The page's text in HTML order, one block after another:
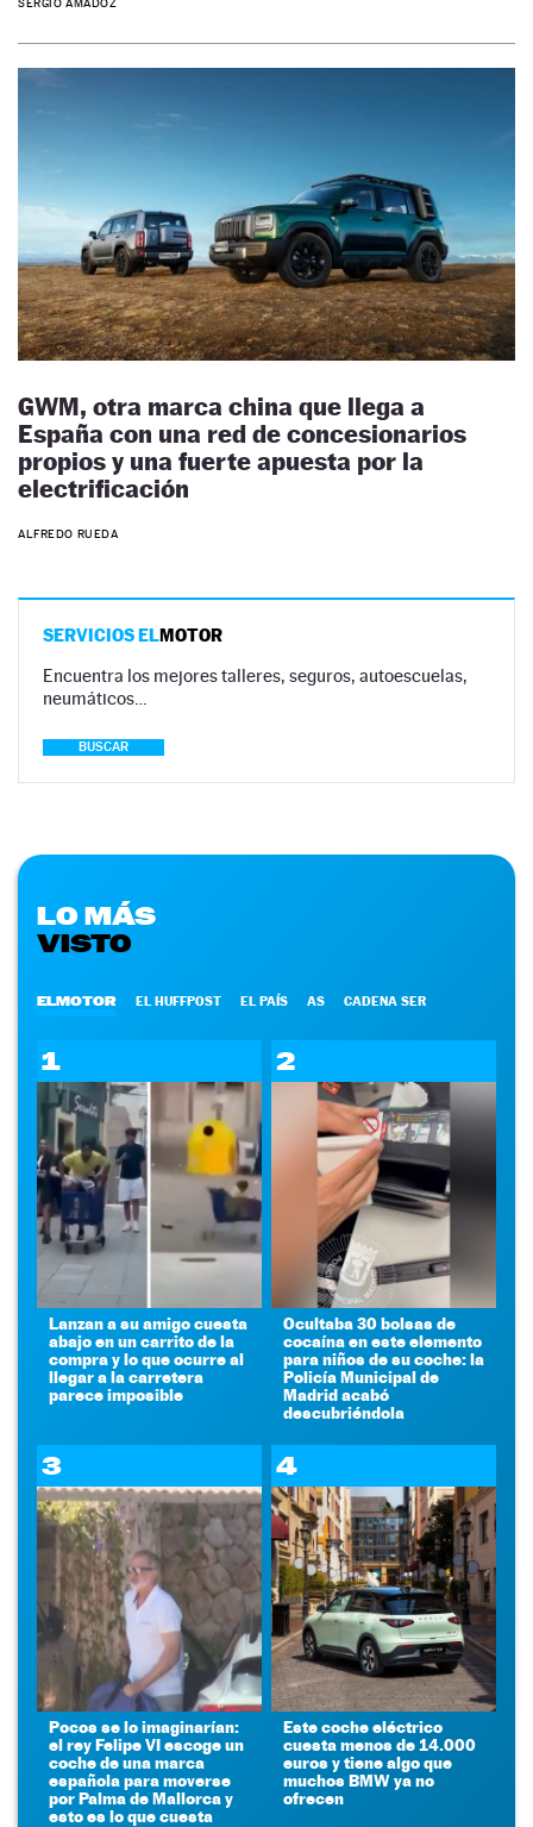
SERGIO AMADOZ
GWM, otra marca china que llega a
España con una red de concesionarios
propios y una fuerte apuesta por la
electrificación
ALFREDO RUEDA
SERVICIOS ELMOTOR
Encuentra los mejores talleres, seguros, autoescuelas,
neumáticos…
BUSCAR
LO MÁS
VISTO
ELMOTOR EL HUFFPOST EL PAÍS AS CADENA SER
1
Lanzan a su amigo cuesta
abajo en un carrito de la
compra y lo que ocurre al
llegar a la carretera
parece imposible
2
Ocultaba 30 bolsas de
cocaína en este elemento
para niños de su coche: la
Policía Municipal de
Madrid acabó
descubriéndola
3
Pocos se lo imaginarían:
el rey Felipe VI escoge un
coche de una marca
española para moverse
por Palma de Mallorca y
esto es lo que cuesta
4
Este coche eléctrico
cuesta menos de 14.000
euros y tiene algo que
muchos BMW ya no
ofrecen